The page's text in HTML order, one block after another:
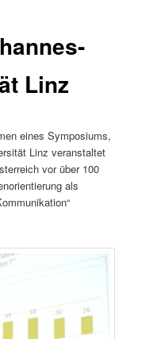
Linz
eines Symposiums,
Linz veranstaltet
vor über 100
als